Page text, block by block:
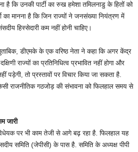
है कि उनकी पार्टी का रुख हमेशा तमिलनाडु के हितों को
का मानना है कि जिन राज्यों ने जनसंख्या नियंत्रण में
हिस्सेदारी कम नहीं होनी चाहिए।
डीएमके के एक वरिष्ठ नेता ने कहा कि अगर केंद्र
राज्यों का प्रतिनिधित्व प्रभावित नहीं होगा और
तो प्रस्तावों पर विचार किया जा सकता है.
राजनीतिक गठजोड़ की संभावना को फिलहाल समय से
जारी
पर भी काम तेजी से आगे बढ़ रहा है. फिलहाल यह
समिति (जेपीसी) के पास है. समिति के अध्यक्ष पीपी